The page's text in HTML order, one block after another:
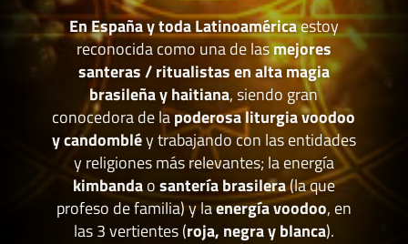
En España y toda Latinoaméricaestoy
reconocida como una de lasmejores
santeras / ritualistas en alta magia
brasileña y haitiana, siendo gran
conocedora de lapoderosa liturgia voodoo
y candombléy trabajando con las entidades
y religiones más relevantes; la energía
kimbandaosantería brasilera(la que
profeso de familia) y laenergía voodoo, en
las 3 vertientes (roja, negra y blanca).